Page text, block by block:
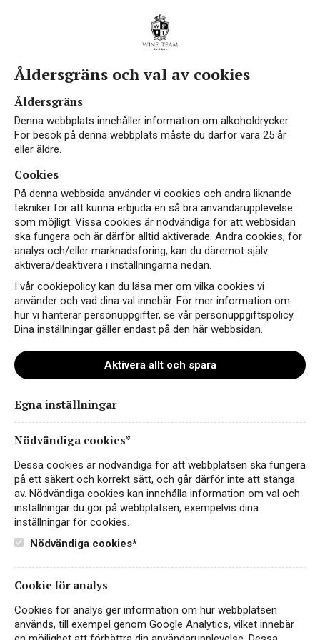
zecci_ny_hemsida
Instagram
Facebook
Åldersgräns och val av cookies
Åldersgräns
Denna webbplats innehåller information om alkoholdrycker.
För besök på denna webbplats måste du därför vara 25 år
eller äldre.
Cookies
På denna webbsida använder vi cookies och andra liknande
tekniker för att kunna erbjuda en så bra användarupplevelse
som möjligt. Vissa cookies är nödvändiga för att webbsidan
ska fungera och är därför alltid aktiverade. Andra cookies, för
analys och/eller marknadsföring, kan du däremot själv
aktivera/deaktivera i inställningarna nedan.
I vår cookiepolicy kan du läsa mer om vilka cookies vi
använder och vad dina val innebär. För mer information om
hur vi hanterar personuppgifter, se vår personuppgiftspolicy.
Dina inställningar gäller endast på den här webbsidan.
Aktivera allt och spara
Egna inställningar
Nödvändiga cookies*
Dessa cookies är nödvändiga för att webbplatsen ska fungera
på ett säkert och korrekt sätt, och går därför inte att stänga
av. Nödvändiga cookies kan innehålla information om val och
inställningar du gör på webbplatsen, exempelvis dina
inställningar för cookies.
Nödvändiga cookies*
Cookie för analys
Cookies för analys ger information om hur webbplatsen
används, till exempel genom Google Analytics, vilket innebär